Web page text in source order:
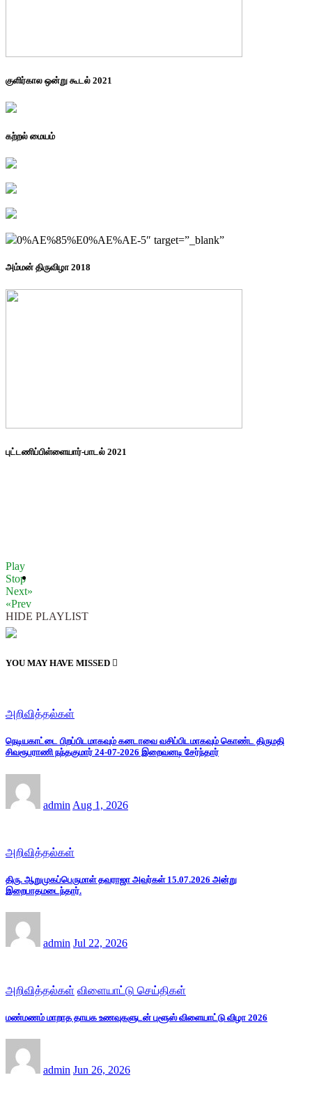
குளிர்கால ஒன்று கூடல் 2021
கற்றல் மையம்
0%AE%85%E0%AE%AE-5″ target=”_blank”
அம்மன் திருவிழா 2018
புட்டணிப்பிள்ளையார்-பாடல் 2021
Play
Stop
Next»
«Prev
HIDE PLAYLIST
YOU MAY HAVE MISSED
அறிவித்தல்கள்
நெடியகாட்டை பிறப்பிடமாகவும் கனடாவை வசிப்பிடமாகவும் கொண்ட திருமதி
சிவரூபராணி நந்தகுமார் 24-07-2026 இறைவனடி சேர்ந்தார்
admin Aug 1, 2026
அறிவித்தல்கள்
திரு. ஆறுமுகப்பெருமாள் தவராஜா அவர்கள் 15.07.2026 அன்று
இறைபாதமடைந்தார்.
admin Jul 22, 2026
அறிவித்தல்கள் விளையாட்டு செய்திகள்
மண்மணம் மாறாத தாயக உணவுகளுடன் புளூஸ் விளையாட்டு விழா 2026
admin Jun 26, 2026